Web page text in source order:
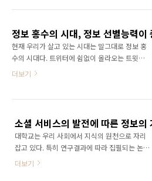
하다, 책을 내려고 짜집기 했네~ 등등... 그런데
마움을 표하기도 한다. 정말 너무나 좋은..
면 타임라인 저멀리로 사라지고 만다. 이와 같이
금방 사라져버리고, 찾을 수도 없는 트위터의 정
보! 결국은 찰라의 선택이다. 지금 보지 않으면
사라지는 정보다. 나중에 후회하면 늦는다. 그렇
Favorit 기능을 이용하여 북마크 해놓는 것이 가
정보 저장 방식인 것 같기도 하다. 남에게도 알리
고 나..
현재 우리가 살고 있는 시대는 말그대로 정보 홍
수의 시대다. 트위터에 쉼없이 올라오는 트윗을
보고 있노라면 그 엄청나게 다양한 정보들에 현
한 정보들일까? 하는 생각... 분명 자신에게 유리
한 정보를 올릴 수도 있는 것이고, 편집된 정보일
수도 있을 텐데 말이다. 그걸 무턱대고 나의 팔로
워에게 전달하면, 나의 팔로워들은 내가 전달한
더보기
대학교는 우리 사회에서 지식의 원천으로 자리
잡고 있다. 특히 연구결과에 따라 집필되는 논문
의 경우 우리가 알지 못하는 다양한 분야에 대한
더보기